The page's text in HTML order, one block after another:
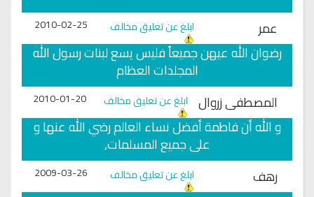
عمر
ابلغ عن تعليق مخالف 2010-02-25
رضوان الله عيهن جميعاً فليس يسع لبنات رسول الله
المجلدات العظام
المصطفى زروال
ابلغ عن تعليق مخالف 2010-01-20
و الله أن فاطمة أفضل نساء العالم رضي الله عنها و
على جميع المسلمات,
رهف
ابلغ عن تعليق مخالف 2009-03-26